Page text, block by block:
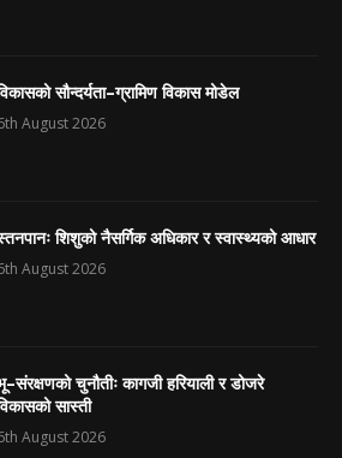
सौन्दर्यता–ग्रामिण विकास मोडेल
August 2026
शिशुको नैसर्गिक अधिकार र स्वास्थ्यको आधार
August 2026
चुनौतीः कागजी हरियाली र डोजरे
सास्ती
August 2026